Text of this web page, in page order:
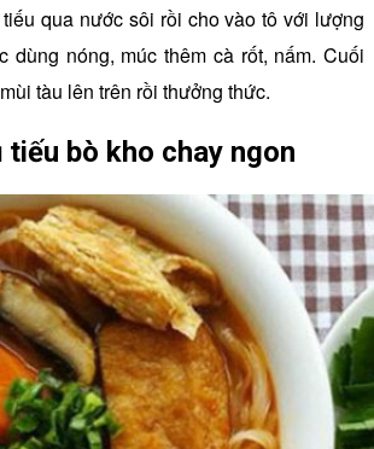
qua nước sôi rồi cho vào tô với lượng
dùng nóng, múc thêm cà rốt, nấm. Cuối
tàu lên trên rồi thưởng thức.
tiếu bò kho chay ngon